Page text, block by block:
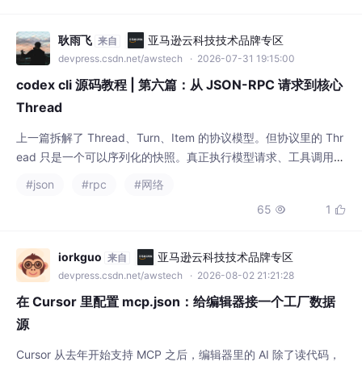
6误判引发无效修改；5）Memory Search空
跑增加延迟。优化方案包括按需加载Skill、限
耿雨飞 来自 亚马逊云科技技术品牌专区
devpress.csdn.net/awstech · 2026-07-31 19:15:00
codex cli 源码教程 | 第六篇：从 JSON-RPC 请求到核心
Thread
上一篇拆解了 Thread、Turn、Item 的协议模型。但协议里的 Thr
ead 只是一个可以序列化的快照。真正执行模型请求、工具调用和
实调用链阅读源码，并在最后实现一个最小 stdio 客户端。
#json #rpc
#网络
65  1 
iorkguo 来自 亚马逊云科技技术品牌专区
devpress.csdn.net/awstech · 2026-08-02 21:21:28
在 Cursor 里配置 mcp.json：给编辑器接一个工厂数据
源
Cursor 从去年开始支持 MCP 之后，编辑器里的 AI 除了读代码，